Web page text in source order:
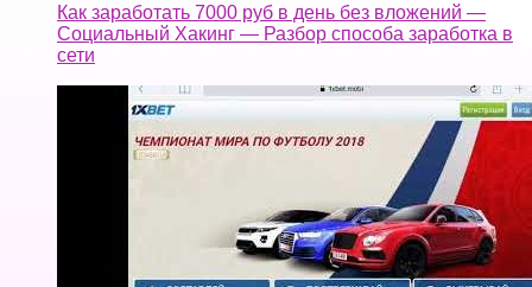
Как заработать 7000 руб в день без вложений —
Социальный Хакинг — Разбор способа заработка в
сети